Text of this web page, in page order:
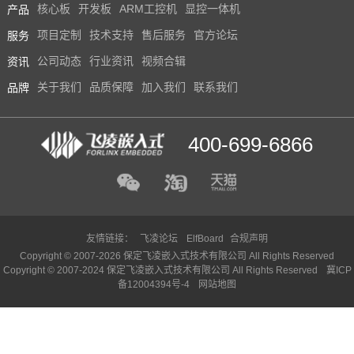
技术论坛
产品 核心板 开发板 ARM工控机 显控一体机
服务 项目定制 技术支持 售后服务 官方论坛
资讯 公司动态 行业资讯 视频合辑
品牌 关于我们 品质保障 加入我们 联系我们
400-699-6866
友情链接： 飞凌论坛 ElfBoard
合规声明
Copyright © 2007-2026 保定飞凌嵌入式技术有限公司 All Rights Reserved
Copyright © 2007-2024 保定飞凌嵌入式技术有限公司 All Rights Reserved
冀ICP
备12004394号-4
网站地图